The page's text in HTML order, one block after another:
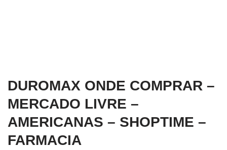
DUROMAX ONDE COMPRAR –
MERCADO LIVRE –
AMERICANAS – SHOPTIME –
FARMACIA